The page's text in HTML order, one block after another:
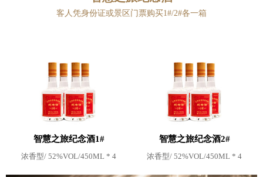
地址：中国山东省烟台市招远市温泉街道初山东路158号
客人凭身份证或景区门票购买1#/2#各一箱
智慧之旅纪念酒1#
浓香型/ 52%VOL/450ML * 4
智慧之旅纪念酒2#
浓香型/ 52%VOL/450ML * 4